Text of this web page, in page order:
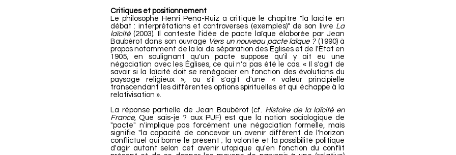
Critiques et positionnement
Le philosophe Henri Peña-Ruiz a critiqué le chapitre "la laïcité en
débat : interprétations et controverses (exemples)" de son livre La
laïcité(2003). Il conteste l'idée de pacte laïque élaborée par Jean
Baubérot dans son ouvrage Vers un nouveau pacte laïque ?(1990) à
propos notamment de la loi de séparation des Églises et de l'État en
1905, en soulignant qu'un pacte suppose qu'il y ait eu une
négociation avec les Églises, ce qui n'a pas été le cas. « Il s'agit de
savoir si la laïcité doit se renégocier en fonction des évolutions du
paysage religieux », ou s'il s'agit d'une « valeur principielle
transcendant les différentes options spirituelles et qui échappe à la
relativisation ».
La réponse partielle de Jean Baubérot (cf. Histoire de la laïcité en
France, Que sais-je ? aux PUF) est que la notion sociologique de
"pacte" n'implique pas forcément une négociation formelle, mais
signifie "la capacité de concevoir un avenir différent de l'horizon
conflictuel qui borne le présent ; la volonté et la possibilité politique
d'agir autant selon cet avenir utopique qu'en fonction du conflit